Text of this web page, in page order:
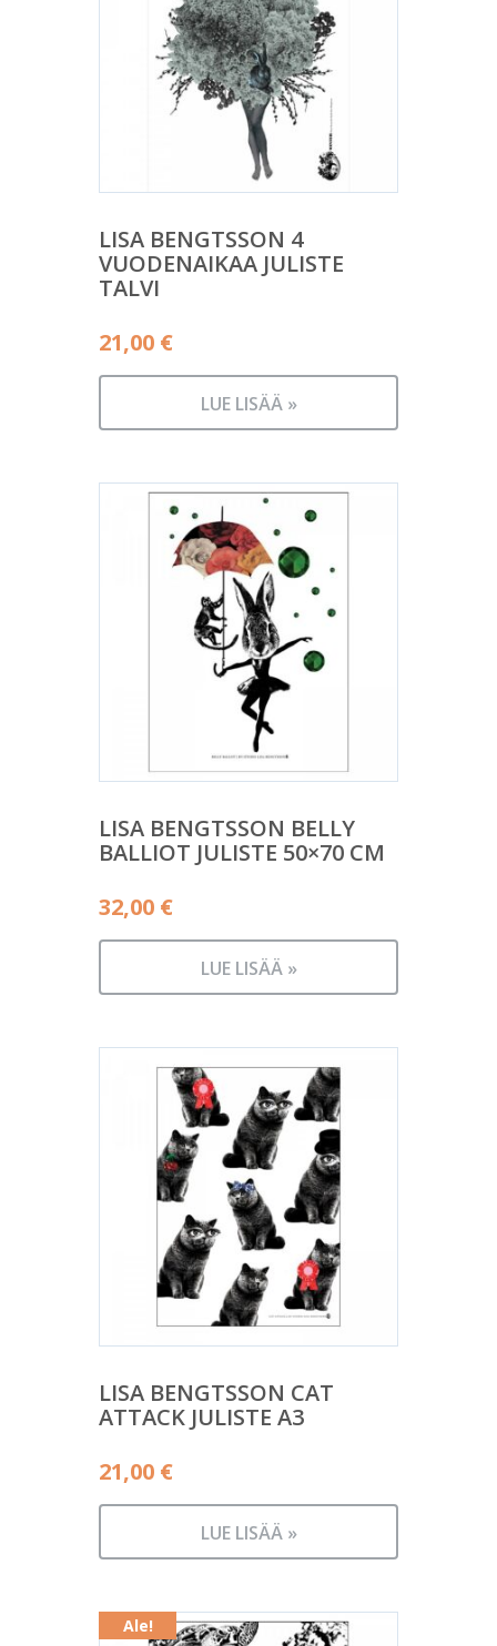
LISA BENGTSSON 4
VUODENAIKAA JULISTE
TALVI
21,00 €
LUE LISÄÄ »
LISA BENGTSSON BELLY
BALLIOT JULISTE 50×70 CM
32,00 €
LUE LISÄÄ »
LISA BENGTSSON CAT
ATTACK JULISTE A3
21,00 €
LUE LISÄÄ »
Ale!